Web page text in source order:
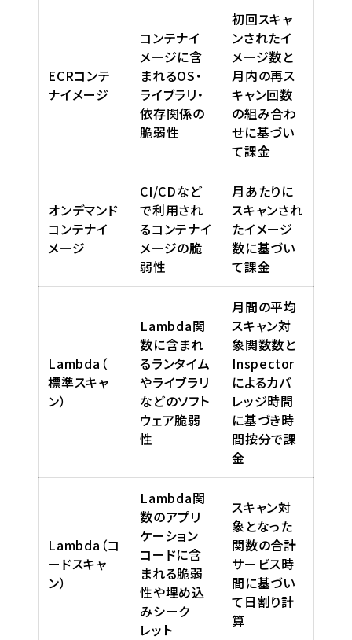
ECRコンテ
ナイメージ
コンテナイ
メージに含
まれるOS・
ライブラリ・
依存関係の
脆弱性
初回スキャ
ンされたイ
メージ数と
月内の再ス
キャン回数
の組み合わ
せに基づい
て課金
オンデマンド
コンテナイ
メージ
CI/CDなど
で利用され
るコンテナイ
メージの脆
弱性
月あたりに
スキャンされ
たイメージ
数に基づい
て課金
Lambda（
標準スキャ
ン）
Lambda関
数に含まれ
るランタイム
やライブラリ
などのソフト
ウェア脆弱
性
月間の平均
スキャン対
象関数数と
Inspector
によるカバ
レッジ時間
に基づき時
間按分で課
金
Lambda（コ
ードスキャ
ン）
Lambda関
数のアプリ
ケーション
コードに含
まれる脆弱
性や埋め込
みシーク
レット
スキャン対
象となった
関数の合計
サービス時
間に基づい
て日割り計
算